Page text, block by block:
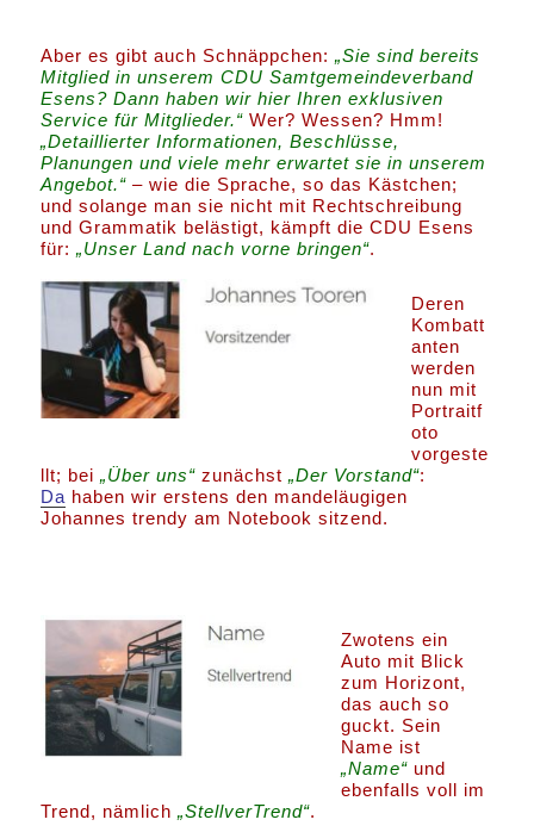
Aber es gibt auch Schnäppchen:„Sie sind bereits
Mitglied in unserem CDU Samtgemeindeverband
Esens? Dann haben wir hier Ihren exklusiven
Service für Mitglieder.“ Wer? Wessen? Hmm!
„Detaillierter Informationen, Beschlüsse,
Planungen und viele mehr erwartet sie in unserem
Angebot.“ – wie die Sprache, so das Kästchen;
und solange man sie nicht mit Rechtschreibung
und Grammatik belästigt, kämpft die CDU Esens
für:„Unser Land nach vorne bringen“.
Deren
Kombatt
anten
werden
nun mit
Portraitf
oto
vorgeste
llt; bei„Über uns“ zunächst„Der Vorstand“:
Da haben wir erstens den mandeläugigen
Johannes trendy am Notebook sitzend.
Zwotens ein
Auto mit Blick
zum Horizont,
das auch so
guckt. Sein
Name ist
„Name“ und
ebenfalls voll im
Trend, nämlich„StellverTrend“.